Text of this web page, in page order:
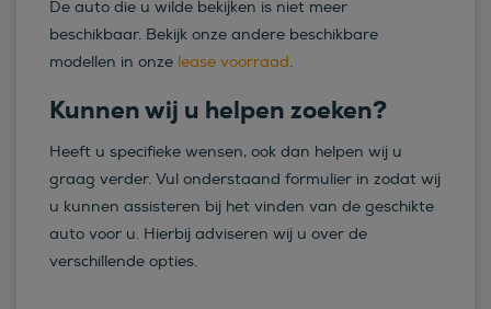
De auto die u wilde bekijken is niet meer
beschikbaar. Bekijk onze andere beschikbare
modellen in onze lease voorraad.
Kunnen wij u helpen zoeken?
Heeft u specifieke wensen, ook dan helpen wij u
graag verder. Vul onderstaand formulier in zodat wij
u kunnen assisteren bij het vinden van de geschikte
auto voor u. Hierbij adviseren wij u over de
verschillende opties.